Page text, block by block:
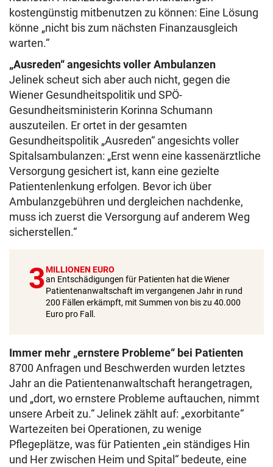
kostengünstig mitbenutzen zu können: Eine Lösung
könne „nicht bis zum nächsten Finanzausgleich
warten.“
„Ausreden“ angesichts voller Ambulanzen
Jelinek scheut sich aber auch nicht, gegen die
Wiener Gesundheitspolitik und SPÖ-
Gesundheitsministerin Korinna Schumann
auszuteilen. Er ortet in der gesamten
Gesundheitspolitik „Ausreden“ angesichts voller
Spitalsambulanzen: „Erst wenn eine kassenärztliche
Versorgung gesichert ist, kann eine gezielte
Patientenlenkung erfolgen. Bevor ich über
Ambulanzgebühren und dergleichen nachdenke,
muss ich zuerst die Versorgung auf anderem Weg
sicherstellen.“
3MILLIONEN EURO
an Entschädigungen für Patienten hat die Wiener
Patientenanwaltschaft im vergangenen Jahr in rund
200 Fällen erkämpft, mit Summen von bis zu 40.000
Euro pro Fall.
Immer mehr „ernstere Probleme“ bei Patienten
8700 Anfragen und Beschwerden wurden letztes
Jahr an die Patientenanwaltschaft herangetragen,
und „dort, wo ernstere Probleme auftauchen, nimmt
unsere Arbeit zu.“ Jelinek zählt auf: „exorbitante“
Wartezeiten bei Operationen, zu wenige
Pflegeplätze, was für Patienten „ein ständiges Hin
und Her zwischen Heim und Spital“ bedeute, eine